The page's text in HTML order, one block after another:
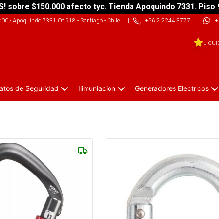
sobre $150.000 afecto tyc. Tienda Apoquindo 7331. Piso
- Apoquindo 7331 Of 918 - Santiago - Chile| +56 2 2244 3777 |
de Seguridad Ilimuniacion Generadores Electricos